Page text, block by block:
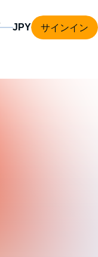
サインイン